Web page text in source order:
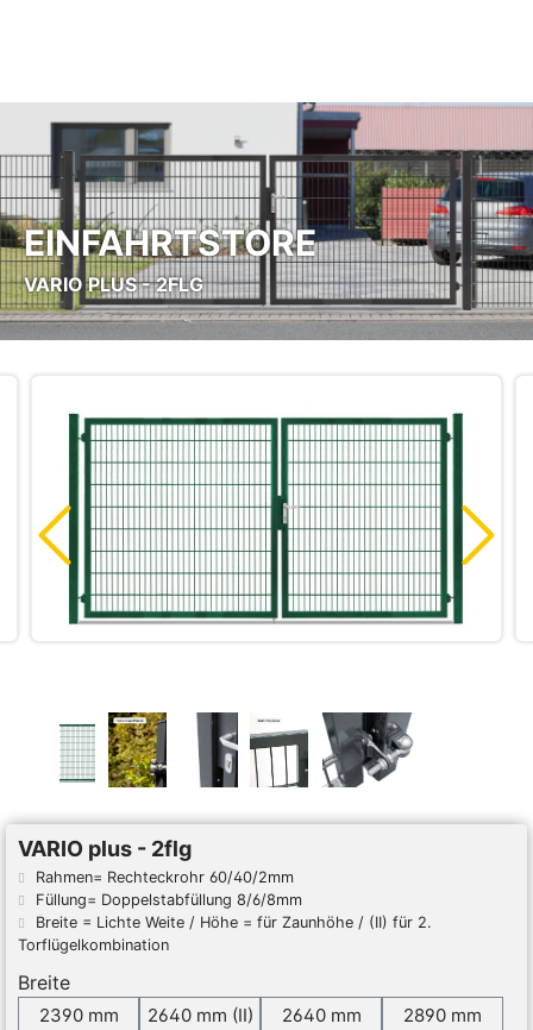
EINFAHRTSTORE
VARIO PLUS - 2FLG
VARIO plus - 2flg
Rahmen= Rechteckrohr 60/40/2mm
Füllung= Doppelstabfüllung 8/6/8mm
Breite = Lichte Weite / Höhe = für Zaunhöhe / (II) für 2.
Torflügelkombination
Breite
2390 mm 2640 mm (II) 2640 mm
2890 mm